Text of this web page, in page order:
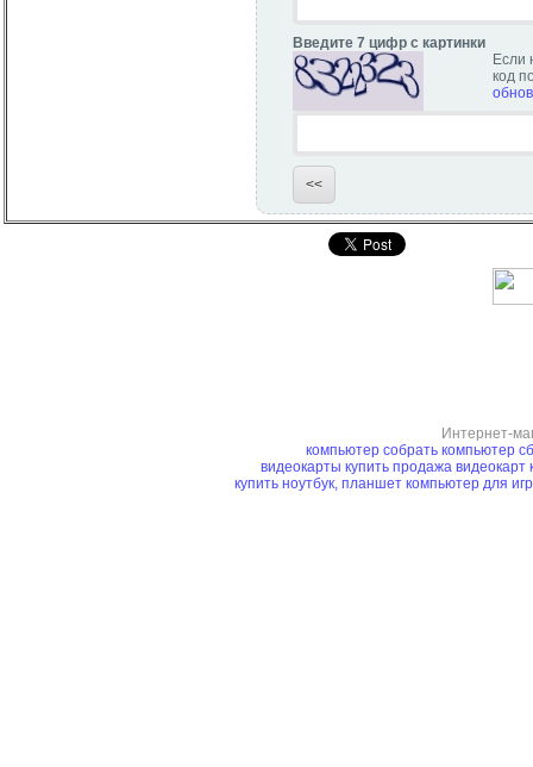
Введите 7 цифр с картинки
Если
код
Интернет-
компьютер собрать компьютер
видеокарты купить продажа видеокарт
купить ноутбук, планшет компьютер для